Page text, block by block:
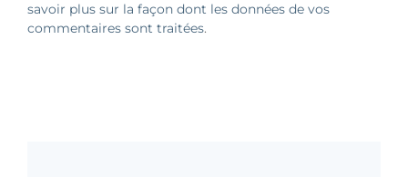
savoir plus sur la façon dont les données de vos
commentaires sont traitées.